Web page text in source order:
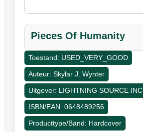
Pieces Of Humanity
Toestand: USED_VERY_GOOD
Auteur: Skylar J. Wynter
Uitgever: LIGHTNING SOURCE INC
ISBN/EAN: 0648489256
Producttype/Band: Hardcover